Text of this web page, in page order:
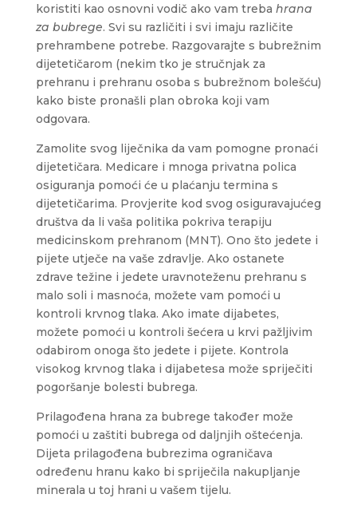
koristiti kao osnovni vodič ako vam treba hrana
za bubrege. Svi su različiti i svi imaju različite
prehrambene potrebe. Razgovarajte s bubrežnim
dijetetičarom (nekim tko je stručnjak za
prehranu i prehranu osoba s bubrežnom bolešću)
kako biste pronašli plan obroka koji vam
odgovara.
Zamolite svog liječnika da vam pomogne pronaći
dijetetičara. Medicare i mnoga privatna polica
osiguranja pomoći će u plaćanju termina s
dijetetičarima. Provjerite kod svog osiguravajućeg
društva da li vaša politika pokriva terapiju
medicinskom prehranom (MNT). Ono što jedete i
pijete utječe na vaše zdravlje. Ako ostanete
zdrave težine i jedete uravnoteženu prehranu s
malo soli i masnoća, možete vam pomoći u
kontroli krvnog tlaka. Ako imate dijabetes,
možete pomoći u kontroli šećera u krvi pažljivim
odabirom onoga što jedete i pijete. Kontrola
visokog krvnog tlaka i dijabetesa može spriječiti
pogoršanje bolesti bubrega.
Prilagođena hrana za bubrege također može
pomoći u zaštiti bubrega od daljnjih oštećenja.
Dijeta prilagođena bubrezima ograničava
određenu hranu kako bi spriječila nakupljanje
minerala u toj hrani u vašem tijelu.